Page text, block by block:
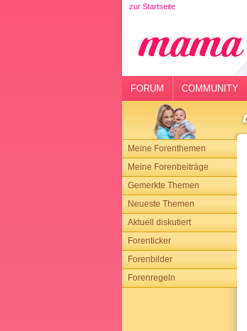
zur Startseite
FORUM COMMUNITY
Meine Forenthemen
Meine Forenbeiträge
Gemerkte Themen
Neueste Themen
Aktuell diskutiert
Forenticker
Forenbilder
Forenregeln